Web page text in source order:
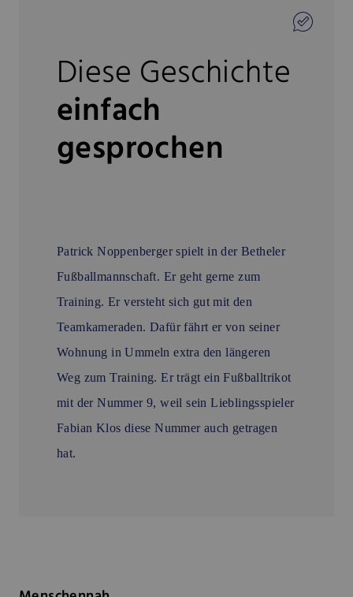
Diese Geschichte
einfach
gesprochen
Patrick Noppenberger spielt in der Betheler
Fußballmannschaft. Er geht gerne zum
Training. Er versteht sich gut mit den
Teamkameraden. Dafür fährt er von seiner
Wohnung in Ummeln extra den längeren
Weg zum Training. Er trägt ein Fußballtrikot
mit der Nummer 9, weil sein Lieblingsspieler
Fabian Klos diese Nummer auch getragen
hat.